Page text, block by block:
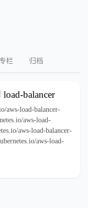
栏 归档
balancer
aws-load-balancer-
aws-load-
aws-load-balancer-
aws-load-